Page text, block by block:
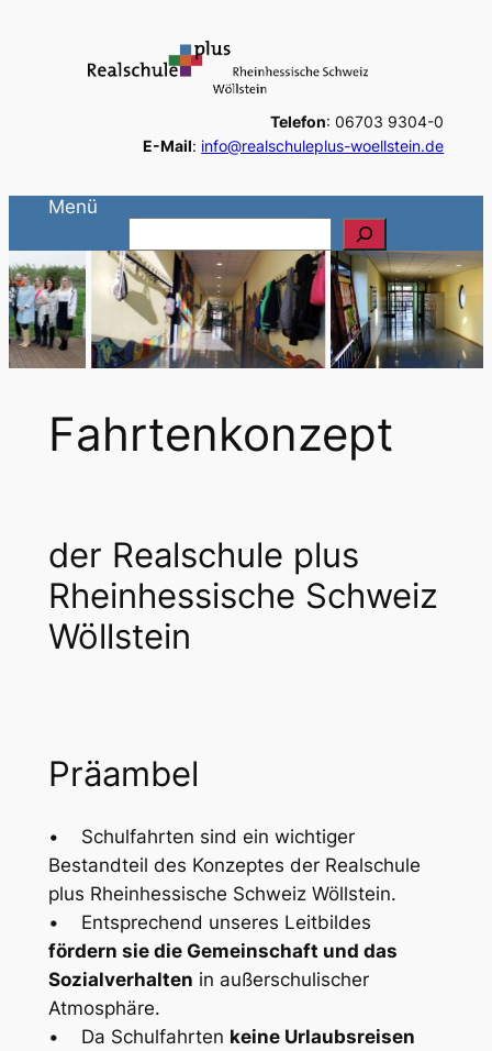
Telefon: 06703 9304-0
E-Mail: info@realschuleplus-woellstein.de
Menü
u
c
h
e
n
Fahrtenkonzept
der Realschule plus
Rheinhessische Schweiz
Wöllstein
Präambel
• Schulfahrten sind ein wichtiger
Bestandteil des Konzeptes der Realschule
plus Rheinhessische Schweiz Wöllstein.
• Entsprechend unseres Leitbildes
fördern sie die Gemeinschaft und das
Sozialverhalten in außerschulischer
Atmosphäre.
• Da Schulfahrten keine Urlaubsreisen